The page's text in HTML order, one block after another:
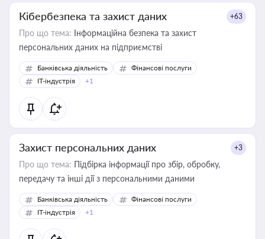
Кібербезпека та захист даних +63
Про що тема: Інформаційна безпека та захист
персональних даних на підприємстві
Банківська діяльність
Фінансові послуги
IT-індустрія
+1
Захист персональних даних +3
Про що тема: Підбірка інформації про збір, обробку,
передачу та інші дії з персональними даними
Банківська діяльність
Фінансові послуги
IT-індустрія
+1